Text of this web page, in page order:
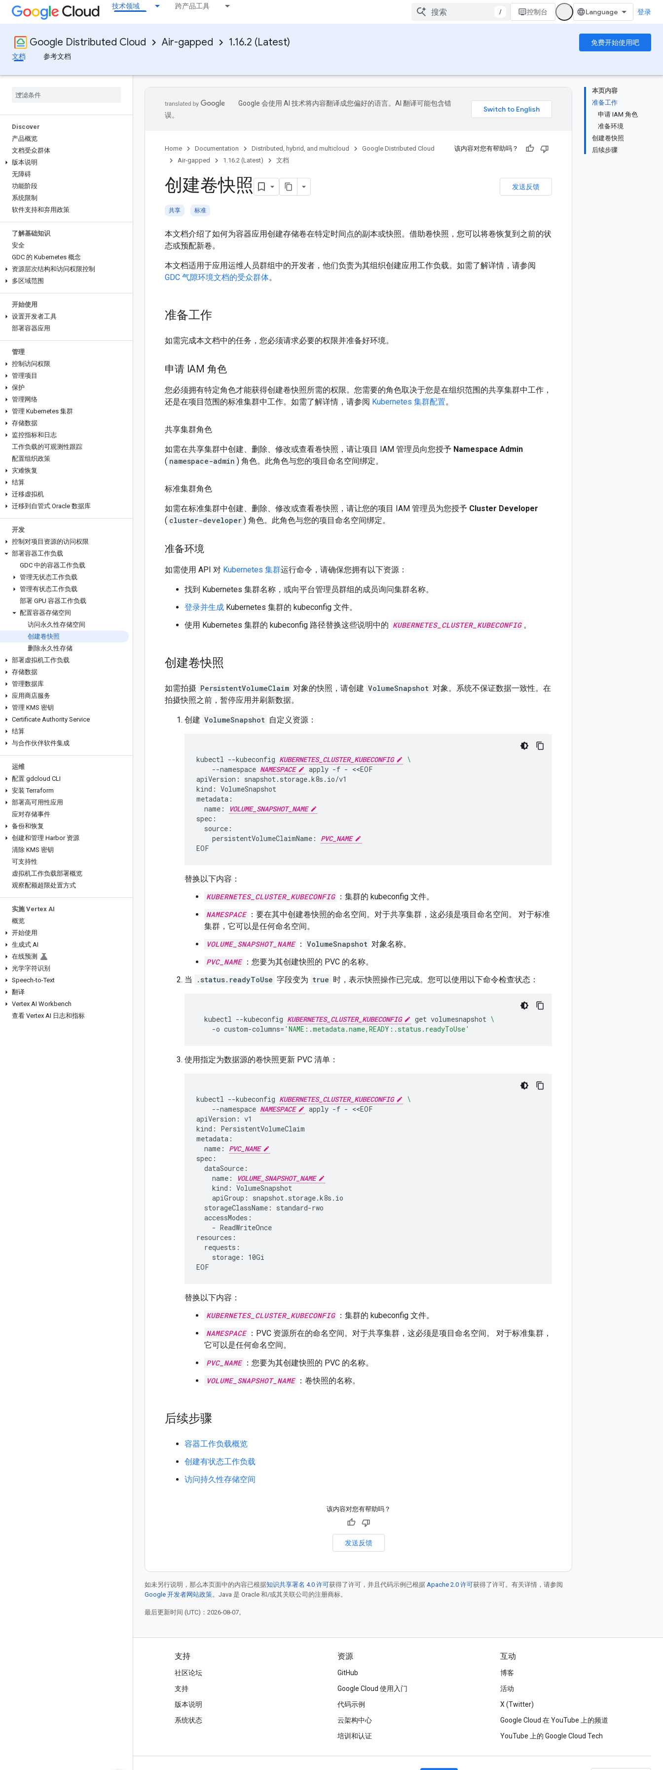
技术领域 跨产品工具
/ 控制台 登录
Google Distributed Cloud Air-gapped 1.16.2 (Latest)
免费开始使用吧
文档
参考文档
Discover
产品概览
文档受众群体
版本说明
无障碍
功能阶段
系统限制
软件支持和弃用政策
了解基础知识
安全
GDC 的 Kubernetes 概念
资源层次结构和访问权限控制
多区域范围
开始使用
设置开发者工具
部署容器应用
管理
控制访问权限
管理项目
保护
管理网络
管理 Kubernetes 集群
存储数据
监控指标和日志
工作负载的可观测性跟踪
配置组织政策
灾难恢复
结算
迁移虚拟机
迁移到自管式 Oracle 数据库
开发
控制对项目资源的访问权限
部署容器工作负载
GDC 中的容器工作负载
管理无状态工作负载
管理有状态工作负载
部署 GPU 容器工作负载
配置容器存储空间
访问永久性存储空间
创建卷快照
删除永久性存储
部署虚拟机工作负载
存储数据
管理数据库
应用商店服务
管理 KMS 密钥
Certificate Authority Service
结算
与合作伙伴软件集成
运维
配置 gdcloud CLI
安装 Terraform
部署高可用性应用
应对存储事件
备份和恢复
创建和管理 Harbor 资源
清除 KMS 密钥
可支持性
虚拟机工作负载部署概览
观察配额超限处置方式
实施 Vertex AI
概览
开始使用
生成式 AI
在线预测
光学字符识别
Speech-to-Text
翻译
Vertex AI Workbench
查看 Vertex AI 日志和指标
本页内容
准备工作
申请 IAM 角色
准备环境
创建卷快照
后续步骤
Google 会使用 AI 技术将内容翻译成您偏好的语言。AI 翻译可能包含错
误。
Home Documentation Distributed, hybrid, and multicloud
Google Distributed Cloud
Air-gapped
1.16.2 (Latest) 文档
该内容对您有帮助吗？
发送反馈
创建卷快照
共享 标准
本文档介绍了如何为容器应用创建存储卷在特定时间点的副本或快照。借助卷快照，您可以将卷恢复到之前的状
态或预配新卷。
本文档适用于应用运维人员群组中的开发者，他们负责为其组织创建应用工作负载。如需了解详情，请参阅
GDC 气隙环境文档的受众群体。
准备工作
如需完成本文档中的任务，您必须请求必要的权限并准备好环境。
申请 IAM 角色
您必须拥有特定角色才能获得创建卷快照所需的权限。您需要的角色取决于您是在组织范围的共享集群中工作，
还是在项目范围的标准集群中工作。如需了解详情，请参阅 Kubernetes 集群配置。
共享集群角色
如需在共享集群中创建、删除、修改或查看卷快照，请让项目 IAM 管理员向您授予 Namespace Admin
( namespace-admin ) 角色。此角色与您的项目命名空间绑定。
标准集群角色
如需在标准集群中创建、删除、修改或查看卷快照，请让您的项目 IAM 管理员为您授予 Cluster Developer
( cluster-developer ) 角色。此角色与您的项目命名空间绑定。
准备环境
如需使用 API 对 Kubernetes 集群运行命令，请确保您拥有以下资源：
找到 Kubernetes 集群名称，或向平台管理员群组的成员询问集群名称。
登录并生成 Kubernetes 集群的 kubeconfig 文件。
使用 Kubernetes 集群的 kubeconfig 路径替换这些说明中的 KUBERNETES_CLUSTER_KUBECONFIG 。
创建卷快照
如需拍摄 PersistentVolumeClaim 对象的快照，请创建 VolumeSnapshot 对象。系统不保证数据一致性。在
拍摄快照之前，暂停应用并刷新数据。
创建 VolumeSnapshot 自定义资源：
kubectl --kubeconfig KUBERNETES_CLUSTER_KUBECONFIG
\
--namespace NAMESPACE apply -f - <<EOF
apiVersion:
snapshot.storage.k8s.io/v1
kind: VolumeSnapshot
name:
VOLUME_SNAPSHOT_NAME
persistentVolumeClaimName:
PVC_NAME
替换以下内容：
KUBERNETES_CLUSTER_KUBECONFIG ：集群的 kubeconfig 文件。
NAMESPACE ：要在其中创建卷快照的命名空间。对于共享集群，这必须是项目命名空间。 对于标准
集群，它可以是任何命名空间。
VOLUME_SNAPSHOT_NAME ： VolumeSnapshot 对象名称。
PVC_NAME ：您要为其创建快照的 PVC 的名称。
当
.status.readyToUse 字段变为 true 时，表示快照操作已完成。您可以使用以下命令检查状态：
kubectl --kubeconfig KUBERNETES_CLUSTER_KUBECONFIG get volumesnapshot \
-o custom-columns= 'NAME:.metadata.name,READY:.status.readyToUse'
使用指定为数据源的卷快照更新 PVC 清单：
kubectl --kubeconfig KUBERNETES_CLUSTER_KUBECONFIG
\
--namespace NAMESPACE apply -f - <<EOF
apiVersion: v1
kind:
PersistentVolumeClaim
name:
PVC_NAME
name:
VOLUME_SNAPSHOT_NAME
kind:
apiGroup:
storageClassName:
- ReadWriteOnce
storage:
10Gi
替换以下内容：
KUBERNETES_CLUSTER_KUBECONFIG ：集群的 kubeconfig 文件。
NAMESPACE ：PVC 资源所在的命名空间。对于共享集群，这必须是项目命名空间。 对于标准集群，
它可以是任何命名空间。
PVC_NAME ：您要为其创建快照的 PVC 的名称。
VOLUME_SNAPSHOT_NAME ：卷快照的名称。
后续步骤
容器工作负载概览
创建有状态工作负载
访问持久性存储空间
该内容对您有帮助吗？
发送反馈
如未另行说明，那么本页面中的内容已根据知识共享署名 4.0 许可获得了许可，并且代码示例已根据 Apache 2.0 许可获得了许可。有关详情，请参阅
Google 开发者网站政策。Java 是 Oracle 和/或其关联公司的注册商标。
最后更新时间 (UTC)：2026-08-07。
支持
社区论坛
支持
版本说明
系统状态
资源
GitHub
Google Cloud 使用入门
代码示例
云架构中心
培训和认证
互动
博客
活动
X (Twitter)
Google Cloud 在 YouTube 上的频道
YouTube 上的 Google Cloud Tech